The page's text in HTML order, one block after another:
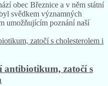
obec Březnice a v něm státní
svědkem významných
umožňujícím poznání naší
antibiotikum, zatočí s